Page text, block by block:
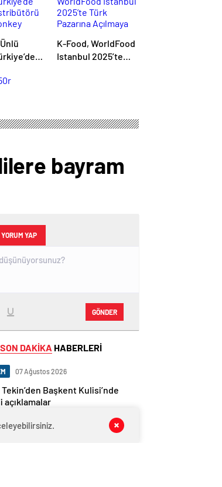
K-Food, WorldFood
Istanbul 2025’te
bayram
YAP
GÖNDER
SON DAKİKA HABERLERİ
07 Ağustos 2026
Başkent Kulisi’nde
açıklamalar
07 Ağustos 2026